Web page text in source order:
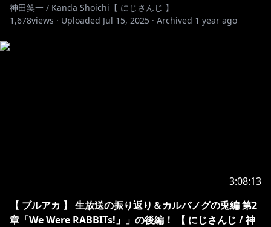
神田笑一 / Kanda Shoichi【 にじさんじ 】
1,678views · Uploaded Jul 15, 2025 · Archived 1 year ago
3:08:13
【 ブルアカ 】 生放送の振り返り＆カルバノグの兎編 第2
章「We Were RABBITs!」」の後編！ 【 にじさんじ / 神